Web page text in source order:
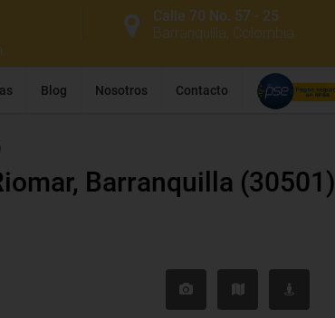
Calle 70 No. 57 - 25
Barranquilla, Colombia
Blog Nosotros Contacto
Barranquilla (30501)